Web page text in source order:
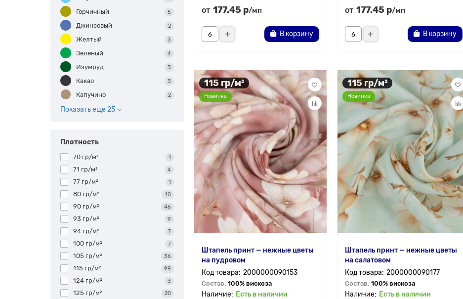
Горчичный 5
Джинсовый 2
Желтый 3
Зеленый 4
Изумруд 3
Какао 3
Капучино 2
Показать еще 25
Плотность
70 гр/м² 1
71 гр/м² 4
77 гр/м² 1
80 гр/м² 10
90 гр/м² 46
93 гр/м² 9
94 гр/м² 7
100 гр/м² 7
105 гр/м² 36
115 гр/м² 99
124 гр/м² 3
125 гр/м² 20
от 177.45 р/мп
В корзину
от 177.45 р/мп
В корзину
115 гр/м²
Новинка
Штапель принт — нежные цветы
на пудровом
2000000090153
Состав: 100% вискоза
Есть в наличии
115 гр/м²
Новинка
Штапель принт — нежные цветы
на салатовом
2000000090177
Состав: 100% вискоза
Есть в наличии